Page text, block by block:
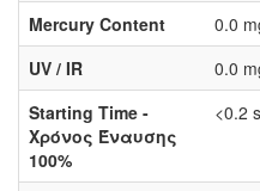
Mercury Content
0.0
UV / IR
0.0
Starting Time -
Χρόνος Έναυσης
100%
<0.2